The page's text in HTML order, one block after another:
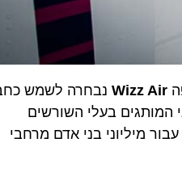
Wizzנבחרה לשמש כחברת
המותגים בעלי השורשים
מיליוני בני אדם מרחבי